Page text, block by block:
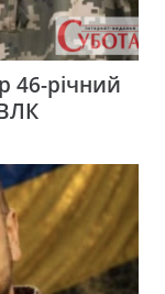
46-річний